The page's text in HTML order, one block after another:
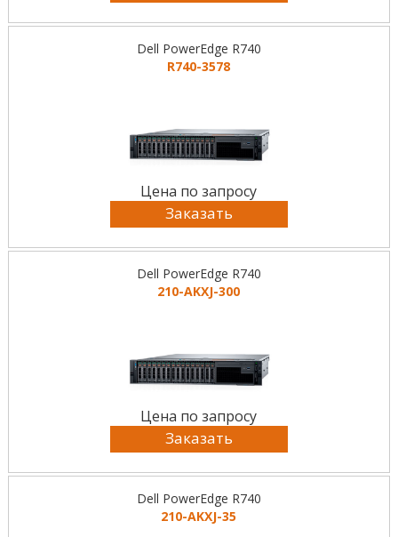
Dell PowerEdge R740
R740-3578
Цена по запросу
Заказать
Dell PowerEdge R740
210-AKXJ-300
Цена по запросу
Заказать
Dell PowerEdge R740
210-AKXJ-35